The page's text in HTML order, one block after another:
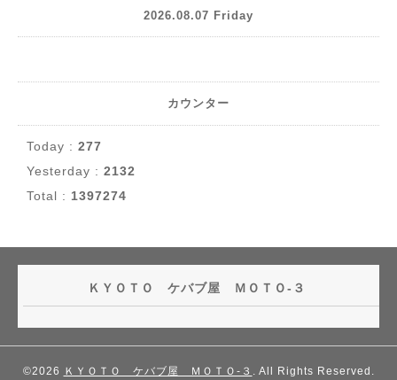
2026.08.07 Friday
カウンター
Today : 277
Yesterday : 2132
Total : 1397274
ＫＹＯＴＯ ケバブ屋 ＭＯＴＯ-３
©2026 ＫＹＯＴＯ ケバブ屋 ＭＯＴＯ-３ . All Rights Reserved.